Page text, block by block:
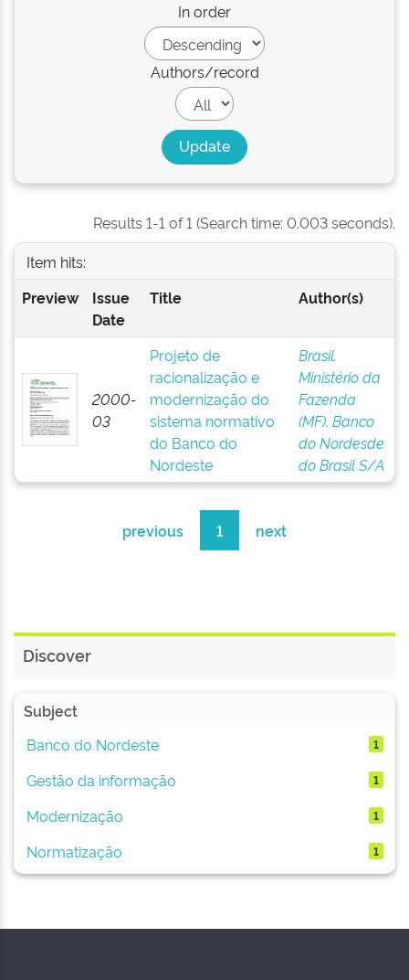
In order
Authors/record
Results 1-1 of 1 (Search time: 0.003 seconds).
Item hits:
Preview
Issue
Date
Title Author(s)
2000-
03
Projeto de
racionalização e
modernização do
sistema normativo
do Banco do
Nordeste
Brasil.
Ministério da
Fazenda
(MF). Banco
do Nordesde
do Brasil S/A
previous 1 next
Discover
Subject
Banco do Nordeste
1
Gestão da informação 1
Modernização 1
Normatização 1